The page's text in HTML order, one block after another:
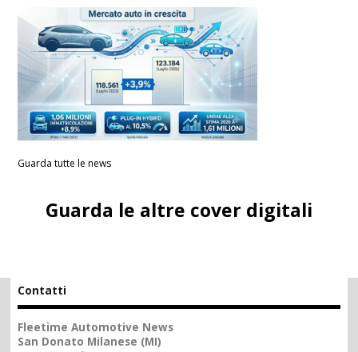
Guarda tutte le news
Guarda le altre cover digitali
Contatti
Fleetime Automotive News
San Donato Milanese (MI)